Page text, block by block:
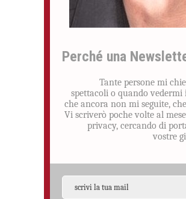
Perché una
Tante persone mi
spettacoli o quando vedermi
che ancora non mi seguite,
Vi scriverò poche volte al
privacy, cercando di
vostre